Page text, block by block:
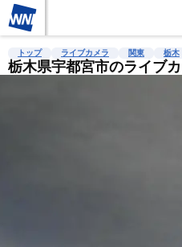
雨雲レーダー 台風情報 地震情報
トップ ライブカメラ 関東 栃木
栃木県宇都宮市のライブ